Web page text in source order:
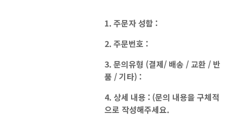
1. 주문자 성함 :
2. 주문번호 :
3. 문의유형 (결제/ 배송 / 교환 / 반
품 / 기타) :
4. 상세 내용 : (문의 내용을 구체적
으로 작성해주세요.